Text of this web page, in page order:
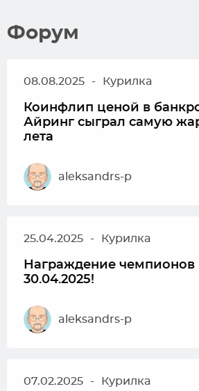
Форум
08.08.2025 - Курилка
Коинфлип ценой в
Айринг сыграл самую
лета
aleksandrs-p
25.04.2025 - Курилка
Награждение чемпионов
30.04.2025!
aleksandrs-p
07.02.2025 - Курилка